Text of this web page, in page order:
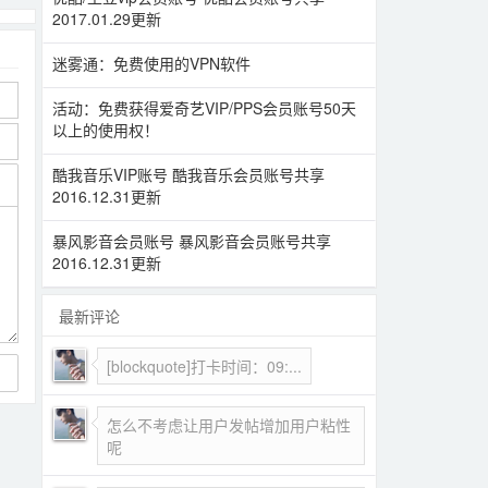
2017.01.29更新
迷雾通：免费使用的VPN软件
活动：免费获得爱奇艺VIP/PPS会员账号50天
以上的使用权！
酷我音乐VIP账号 酷我音乐会员账号共享
2016.12.31更新
暴风影音会员账号 暴风影音会员账号共享
2016.12.31更新
最新评论
[blockquote]打卡时间：09:...
怎么不考虑让用户发帖增加用户粘性
呢